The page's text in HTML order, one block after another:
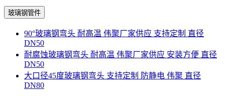
玻璃钢管件
90°玻璃钢弯头 耐高温 伟聚厂家供应 支持定制 直径
DN50
耐腐蚀玻璃钢弯头 耐高温 伟聚厂家供应 安装方便 直径
DN50
大口径45度玻璃钢弯头 支持定制 防静电 伟聚 直径
DN80